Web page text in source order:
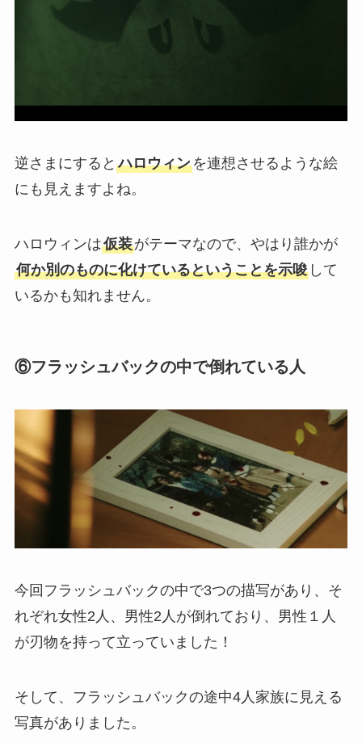
逆さまにすると ハロウィンを連想させるような絵
にも見えますよね。
ハロウィンは仮装がテーマなので、やはり誰かが
何か別のものに化けているということを示唆して
いるかも知れません。
⑥フラッシュバックの中で倒れている人
今回フラッシュバックの中で3つの描写があり、そ
れぞれ女性2人、男性2人が倒れており、男性１人
が刃物を持って立っていました！
そして、フラッシュバックの途中4人家族に見える
写真がありました。